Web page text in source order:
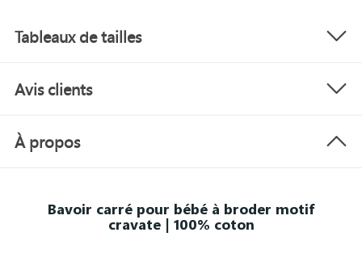
Tableaux de tailles
Avis clients
À propos
Bavoir carré pour bébé à broder motif
cravate | 100% coton